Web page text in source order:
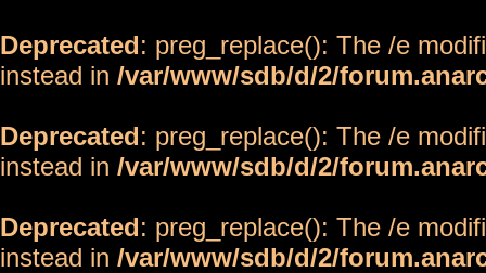
Deprecated: preg_replace(): The /e
instead in /var/www/sdb/d/2/
Deprecated: preg_replace(): The /e
instead in /var/www/sdb/d/2/
Deprecated: preg_replace(): The /e
instead in /var/www/sdb/d/2/